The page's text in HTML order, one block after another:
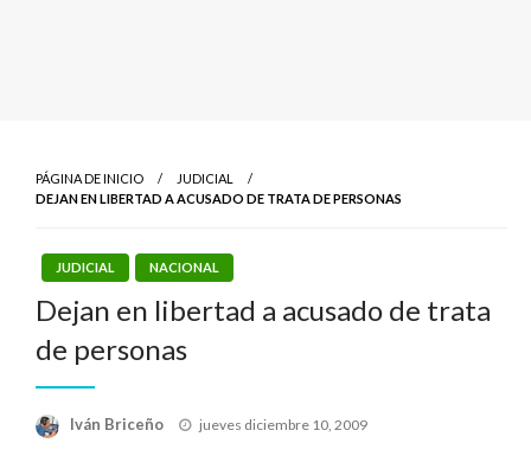
PÁGINA DE INICIO
JUDICIAL
DEJAN EN LIBERTAD A ACUSADO DE TRATA DE PERSONAS
JUDICIAL NACIONAL
Dejan en libertad a acusado de trata
de personas
Iván Briceño
Publicado
jueves diciembre 10, 2009